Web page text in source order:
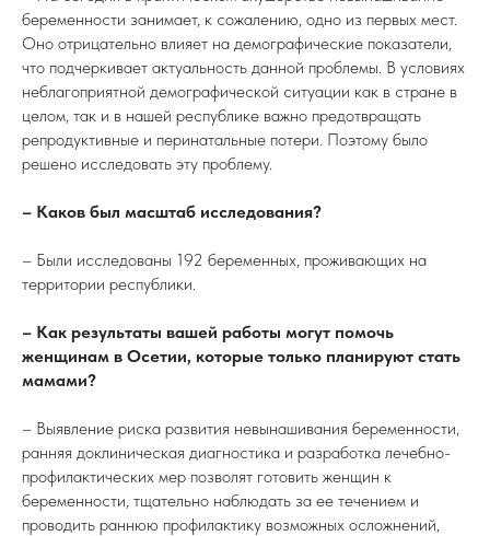
беременности занимает, к сожалению, одно из первых мест.
Оно отрицательно влияет на демографические показатели,
что подчеркивает актуальность данной проблемы. В условиях
неблагоприятной демографической ситуации как в стране в
целом, так и в нашей республике важно предотвращать
репродуктивные и перинатальные потери. Поэтому было
решено исследовать эту проблему.
– Каков был масштаб исследования?
– Были исследованы 192 беременных, проживающих на
территории республики.
– Как результаты вашей работы могут помочь
женщинам в Осетии, которые только планируют стать
мамами?
– Выявление риска развития невынашивания беременности,
ранняя доклиническая диагностика и разработка лечебно-
профилактических мер позволят готовить женщин к
беременности, тщательно наблюдать за ее течением и
проводить раннюю профилактику возможных осложнений,